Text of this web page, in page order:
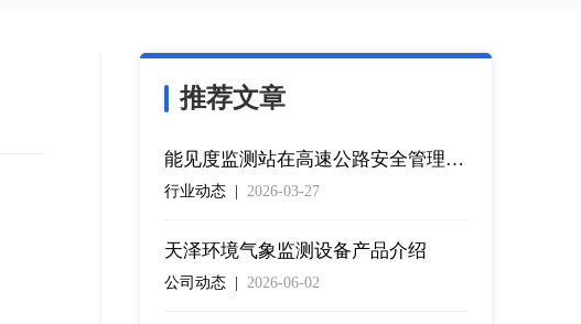
推荐文章
能见度监测站在高速公路安全管理中能够发挥那些作用
行业动态 |2026-03-27
天泽环境气象监测设备产品介绍
公司动态 |2026-06-02